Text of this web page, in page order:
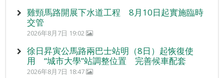
雞頸馬路開展下水道工程 8月10日起實施臨時
交管
2026年8月7日 19:02
徐日昇寅公馬路兩巴士站明（8日）起恢復使
用 “城市大學”站調整位置 完善候車配套
2026年8月7日 18:47